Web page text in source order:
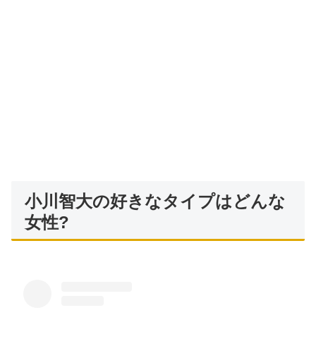
小川智大の好きなタイプはどんな
女性?